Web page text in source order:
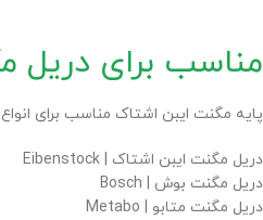
مناسب برای دریل
پایه مگنت ایبن اشتاک مناسب برای انواع:
دریل مگنت ایبن اشتاک | Eibenstock
دریل مگنت بوش | Bosch
دریل مگنت متابو | Metabo